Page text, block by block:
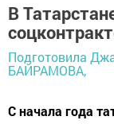
В
Подготовила
БАЙРАМОВА,
С начала года